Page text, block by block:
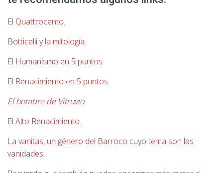
El Quattrocento.
Botticelli y la mitología.
El Humanismo en 5 puntos.
El Renacimiento en 5 puntos.
El hombre de Vitruvio.
El Alto Renacimiento.
La vanitas, un género del Barroco cuyo tema son las
vanidades.